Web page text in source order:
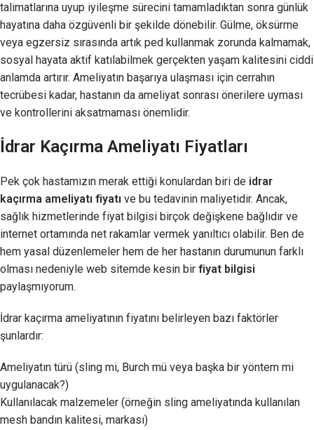
talimatlarına uyup iyileşme sürecini tamamladıktan sonra günlük
hayatına daha özgüvenli bir şekilde dönebilir. Gülme, öksürme
veya egzersiz sırasında artık ped kullanmak zorunda kalmamak,
sosyal hayata aktif katılabilmek gerçekten yaşam kalitesini ciddi
anlamda artırır. Ameliyatın başarıya ulaşması için cerrahın
tecrübesi kadar, hastanın da ameliyat sonrası önerilere uyması
ve kontrollerini aksatmaması önemlidir.
İdrar Kaçırma Ameliyatı Fiyatları
Pek çok hastamızın merak ettiği konulardan biri de idrar
kaçırma ameliyatı fiyatı ve bu tedavinin maliyetidir. Ancak,
sağlık hizmetlerinde fiyat bilgisi birçok değişkene bağlıdır ve
internet ortamında net rakamlar vermek yanıltıcı olabilir. Ben de
hem yasal düzenlemeler hem de her hastanın durumunun farklı
olması nedeniyle web sitemde kesin bir fiyat bilgisi
paylaşmıyorum.
İdrar kaçırma ameliyatının fiyatını belirleyen bazı faktörler
şunlardır:
Ameliyatın türü (sling mi, Burch mü veya başka bir yöntem mi
uygulanacak?)
Kullanılacak malzemeler (örneğin sling ameliyatında kullanılan
mesh bandın kalitesi, markası)